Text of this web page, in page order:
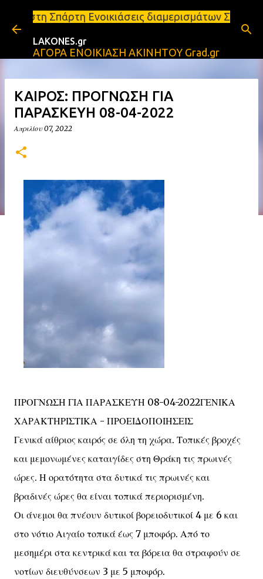
Μετάβαση στο κύριο περιεχόμενο
Ενοικιάσεις διαμερισμάτων Σπάρτη και
LAKONES.gr
ΑΓΟΡΑ ΕΝΟΙΚΙΑΣΗ ΑΚΙΝΗΤΟΥ Grad.gr
ΚΑΙΡΟΣ: ΠΡΟΓΝΩΣΗ ΓΙΑ
ΠΑΡΑΣΚΕΥΗ 08-04-2022
Απριλίου 07, 2022
ΠΡΟΓΝΩΣΗ ΓΙΑ ΠΑΡΑΣΚΕΥΗ 08-04-2022ΓΕΝΙΚΑ
ΧΑΡΑΚΤΗΡΙΣΤΙΚΑ - ΠΡΟΕΙΔΟΠΟΙΗΣΕΙΣ
Γενικά αίθριος καιρός σε όλη τη χώρα. Τοπικές βροχές
και μεμονωμένες καταιγίδες στη Θράκη τις πρωινές
ώρες. Η ορατότητα στα δυτικά τις πρωινές και
βραδινές ώρες θα είναι τοπικά περιορισμένη.
Οι άνεμοι θα πνέουν δυτικοί βορειοδυτικοί 4 με 6 και
στο νότιο Αιγαίο τοπικά έως 7 μποφόρ. Από το
μεσημέρι στα κεντρικά και τα βόρεια θα στραφούν σε
νοτίων διευθύνσεων 3 με 5 μποφόρ.